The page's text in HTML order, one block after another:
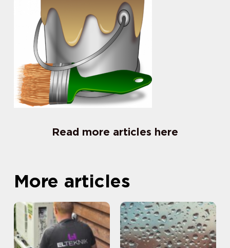
Read more articles here
More articles